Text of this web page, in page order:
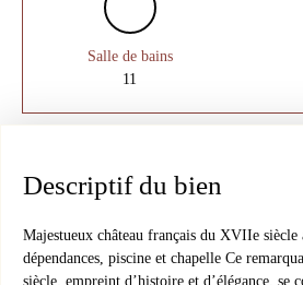
Salle de bains
11
Descriptif du bien
Majestueux château français du XVIIe siècle
dépendances, piscine et chapelle Ce
siècle, empreint d’histoire et d’élégance, se